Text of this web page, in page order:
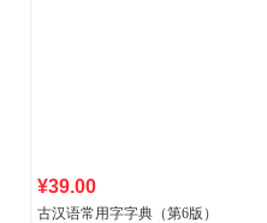
¥39.00
古汉语常用字字典（第6版）